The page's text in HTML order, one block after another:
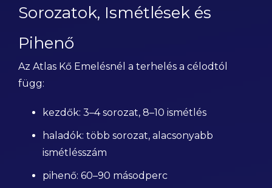
Sorozatok, Ismétlések és
Pihenő
Az Atlas Kő Emelésnél a terhelés a célodtól
függ:
kezdők: 3–4 sorozat, 8–10 ismétlés
haladók: több sorozat, alacsonyabb
ismétlésszám
pihenő: 60–90 másodperc